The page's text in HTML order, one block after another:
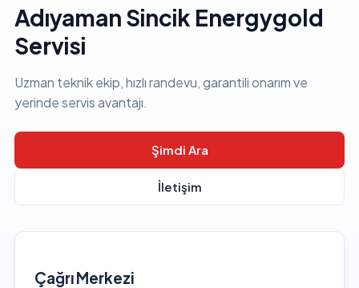
Adıyaman Sincik Energygold
Servisi
Uzman teknik ekip, hızlı randevu, garantili onarım ve
yerinde servis avantajı.
Şimdi Ara
İletişim
Çağrı Merkezi